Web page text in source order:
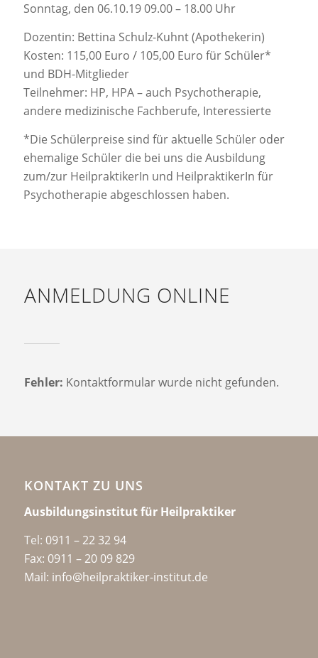
Sonntag, den 06.10.19 09.00 – 18.00 Uhr
Dozentin: Bettina Schulz-Kuhnt (Apothekerin)
Kosten: 115,00 Euro / 105,00 Euro für Schüler*
und BDH-Mitglieder
Teilnehmer: HP, HPA – auch Psychotherapie,
andere medizinische Fachberufe, Interessierte
*Die Schülerpreise sind für aktuelle Schüler oder
ehemalige Schüler die bei uns die Ausbildung
zum/zur HeilpraktikerIn und HeilpraktikerIn für
Psychotherapie abgeschlossen haben.
ANMELDUNG ONLINE
Fehler: Kontaktformular wurde nicht gefunden.
KONTAKT ZU UNS
Ausbildungsinstitut für Heilpraktiker
Tel: 0911 – 22 32 94
Fax: 0911 – 20 09 829
Mail: info@heilpraktiker-institut.de